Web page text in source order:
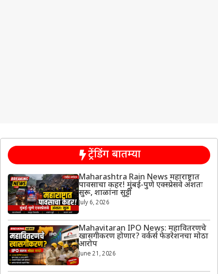
ट्रेंडिंग बातम्या
Maharashtra Rain News महाराष्ट्रात
पावसाचा कहर! मुंबई-पुणे एक्स्प्रेसवे अंशतः
सुरू, शाळांना सुट्टी
July 6, 2026
Mahavitaran IPO News: महावितरणचे
खासगीकरण होणार? वर्कर्स फेडरेशनचा मोठा
आरोप
June 21, 2026